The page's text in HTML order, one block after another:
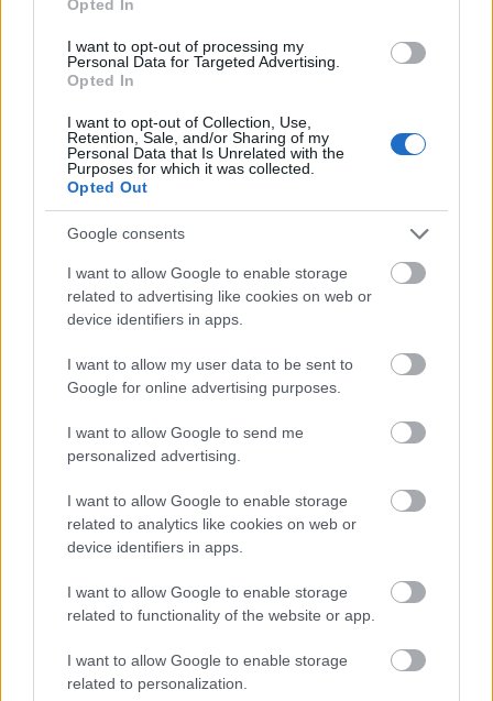
Opted In
I want to opt-out of processing my
Personal Data for Targeted Advertising.
Opted In
I want to opt-out of Collection, Use,
Retention, Sale, and/or Sharing of my
Personal Data that Is Unrelated with the
Purposes for which it was collected.
Opted Out
Google consents
I want to allow Google to enable storage
related to advertising like cookies on web or
device identifiers in apps.
I want to allow my user data to be sent to
Google for online advertising purposes.
I want to allow Google to send me
personalized advertising.
I want to allow Google to enable storage
related to analytics like cookies on web or
device identifiers in apps.
I want to allow Google to enable storage
related to functionality of the website or app.
I want to allow Google to enable storage
related to personalization.
Είναι φανατικοί του έρωτα και τον λατρεύουν
ως Θεό τους,μέχρι να απογοητευτούν όταν
αποδειχτούν οι άλλοι μη αντάξιοι της αγάπης τους.
κοιτάει στην άλλη κατεύθυνση. Κανείς δεν
περιμένει να δει έναν Ιχθύ να πληγώνει τόσο τους
άλλους ή να τρέπεται προς φυγή. Η διπλή ιδιότητα
του ζωδίου τους κάνει να φέρονται ανάλογα με τη
περιβάλλουν, είναι ένας καθρέφτης των άλλων και
όταν περιβάλλονται από θύτες, συχνά γίνονται και
αυτοί από θύματα, απρόσμενοι θύτες!
Τι σου επιφυλάσσει η αυριανή
ημέρα; Η επόμενη εβδομάδα ή ο
μήνας; Ακολούθησε το JennyGr
στοGoogle News
το ζώδιό σου για το μέλλον.